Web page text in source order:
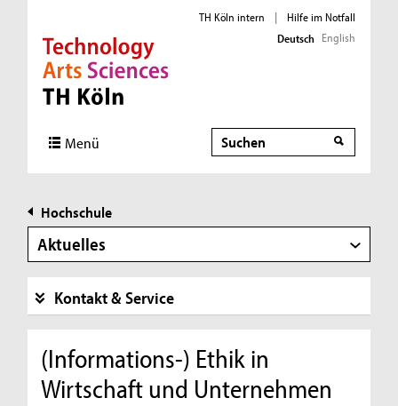
Direkt zur Hauptnavigation
Direkt zur Subnavigation
Direkt zum Inhalt
Direkt zum Fußbereich
TH Köln intern |
Hilfe im Notfall
Deutsch English
Menü Suche
Hochschule
Aktuelles
Kontakt & Service
(Informations-) Ethik in
Wirtschaft und Unternehmen